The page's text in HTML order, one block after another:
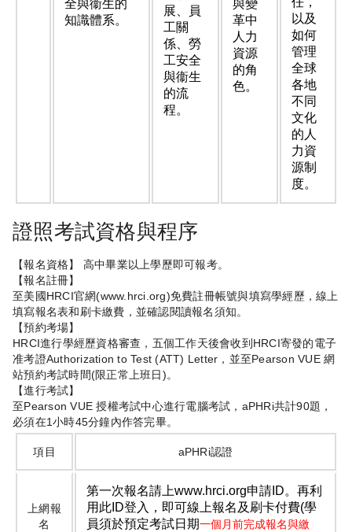
全與衞生的
知識體系。
展、員
工關
係、勞
工安全
與衞生
的流
程。
與變
革中
人力
資源
的角
色。
以及
如何
管理
全球
各地
不同
文化
的人
力資
源制
度。
證照考試資格與程序
【報名資格】 高中畢業以上學歷即可報考。
【報名註冊】
至美國HRCI官網(www.hrci.org)免費註冊帳號與填寫學經歷，線上
填寫報名表和刷卡繳費，並確認閱讀報名須知。
【預約考場】
HRCI進行學經歷資格審查，五個工作天後會收到HRCI寄發的電子
准考證Authorization to Test (ATT) Letter，並至Pearson VUE 網
站預約考試時間(限正常上班日)。
【進行考試】
至Pearson VUE 授權考試中心進行電腦考試，aPHRi共計90題，
必須在1小時45分鐘內作答完畢。
項目 aPHRi認證
上網報
名
第一次報名請上www.hrci.org申請ID。再利
用此ID登入，即可線上報名及刷卡付費(學
員須於預定考試日期一個月前完成報名與繳